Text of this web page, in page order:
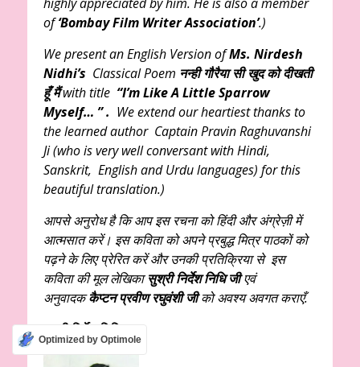
of‘Bombay Film Writer Association’.)
We present an English Version ofMs. Nirdesh
Nidhi’s Classical Poem नन्ही गौरैया सी खुद को दीखती
हूँ मैंwith title“I’m Like A Little Sparrow
Myself… ” . We extend our heartiest thanks to
the learned author Captain Pravin Raghuvanshi
Ji (who is very well conversant with Hindi,
Sanskrit, English and Urdu languages) for this
beautiful translation.)
आपसे अनुरोध है कि आप इस रचना को हिंदी और अंग्रेज़ी में
आत्मसात करें। इस कविता को अपने प्रबुद्ध मित्र पाठकों को
पढ़ने के लिए प्रेरित करें और उनकी प्रतिक्रिया से इस
कविता की मूल लेखिकासुश्री निर्देश निधि जीएवं
अनुवादककैप्टन प्रवीण रघुवंशी जीको अवश्य अवगत कराएँ.
सुश्री निर्देश निधि
Optimized by Optimole